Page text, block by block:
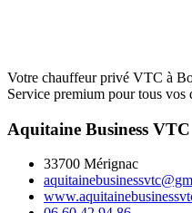
Votre chauffeur privé VTC à
Service premium pour tous vos
Aquitaine Business VTC
33700 Mérignac